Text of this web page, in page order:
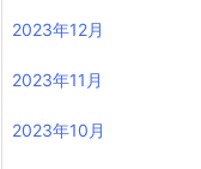
2023年12月
2023年11月
2023年10月